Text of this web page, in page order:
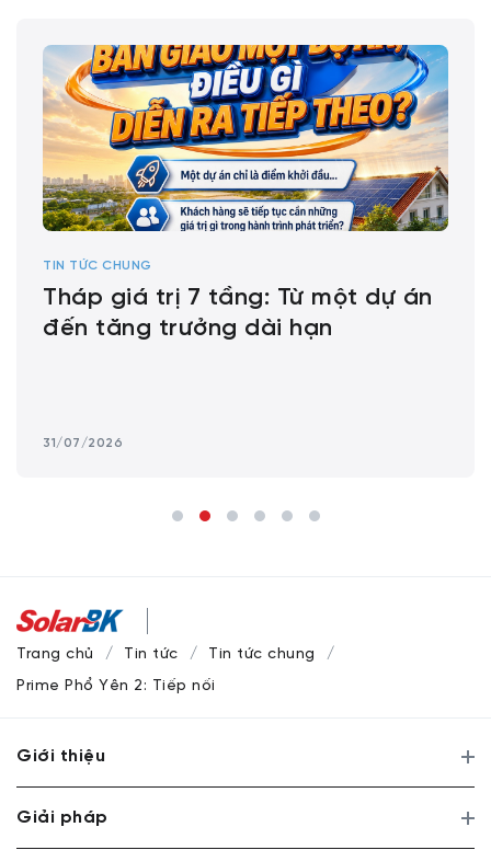
TIN TỨC CHUNG
Tháp giá trị 7 tầng: Từ một dự án
đến tăng trưởng dài hạn
31/07/2026
Trang chủ Tin tức
Tin tức chung
Prime Phổ Yên 2: Tiếp nối hành trình chuyển đổi năng
Giới thiệu
Giải pháp